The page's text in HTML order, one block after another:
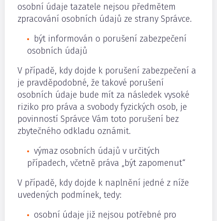
osobní údaje tazatele nejsou předmětem
zpracování osobních údajů ze strany Správce.
být informován o porušení zabezpečení
osobních údajů
V případě, kdy dojde k porušení zabezpečení a
je pravděpodobné, že takové porušení
osobních údaje bude mít za následek vysoké
riziko pro práva a svobody fyzických osob, je
povinností Správce Vám toto porušení bez
zbytečného odkladu oznámit.
výmaz osobních údajů v určitých
případech, včetně práva „být zapomenut“
V případě, kdy dojde k naplnění jedné z níže
uvedených podmínek, tedy:
osobní údaje již nejsou potřebné pro